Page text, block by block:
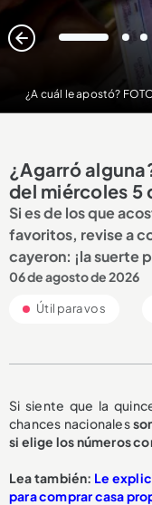
¿A cuál le apostó?
1 2 3
¿Agarró
del miércoles 5
Si es de los que
favoritos, revise a
cayeron: ¡la suerte
06 de agosto de 2026
Útil para vos
Si siente que la
chances nacionales
si elige los números
Lea también: Le
para comprar casa